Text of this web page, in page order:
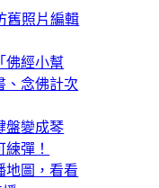
舊照片編輯
佛經小幫
、念佛計次
盤變成琴
彈！
地圖，看看